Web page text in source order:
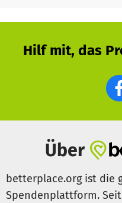
alleingelassen f fühlen
Weitere Informationen
www.hospizarbeit-
Hilf mit, das
Über
betterplace.org ist die
Spendenplattform.